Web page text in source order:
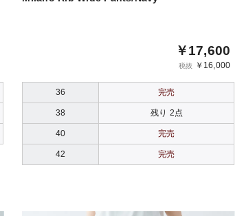
￥17,600
税抜 ￥16,000
36 完売
38 残り 2点
40 完売
42 完売